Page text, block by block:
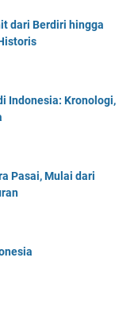
dari Berdiri hingga
Indonesia: Kronologi,
Pasai, Mulai dari